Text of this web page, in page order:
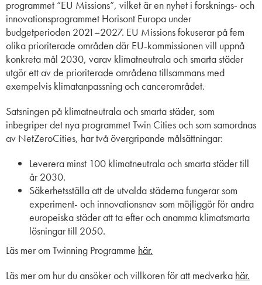
programmet “EU Missions”, vilket är en nyhet i forsknings- och
innovationsprogrammet Horisont Europa under
budgetperioden 2021–2027. EU Missions fokuserar på fem
olika prioriterade områden där EU-kommissionen vill uppnå
konkreta mål 2030, varav klimatneutrala och smarta städer
utgör ett av de prioriterade områdena tillsammans med
exempelvis klimatanpassning och cancerområdet.
Satsningen på klimatneutrala och smarta städer, som
inbegriper det nya programmet Twin Cities och som samordnas
av NetZeroCities, har två övergripande målsättningar:
Leverera minst 100 klimatneutrala och smarta städer till
år 2030.
Säkerhetsställa att de utvalda städerna fungerar som
experiment- och innovationsnav som möjliggör för andra
europeiska städer att ta efter och anamma klimatsmarta
lösningar till 2050.
Läs mer om Twinning Programme här.
Läs mer om hur du ansökeroch villkoren för att medverka här.